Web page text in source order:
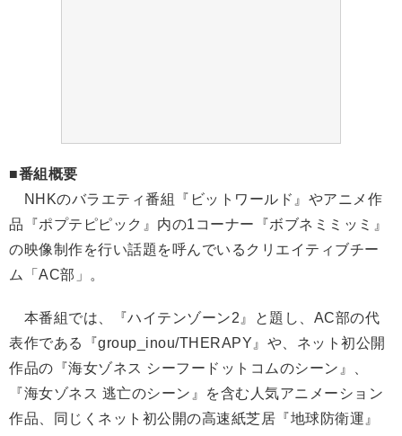
■番組概要
NHKのバラエティ番組『ビットワールド』やアニメ作
品『ポプテピピック』内の1コーナー『ボブネミミッミ』
の映像制作を行い話題を呼んでいるクリエイティブチー
ム「AC部」。
本番組では、『ハイテンゾーン2』と題し、AC部の代
表作である『group_inou/THERAPY』や、ネット初公開
作品の『海女ゾネス シーフードットコムのシーン』、
『海女ゾネス 逃亡のシーン』を含む人気アニメーション
作品、同じくネット初公開の高速紙芝居『地球防衛運』